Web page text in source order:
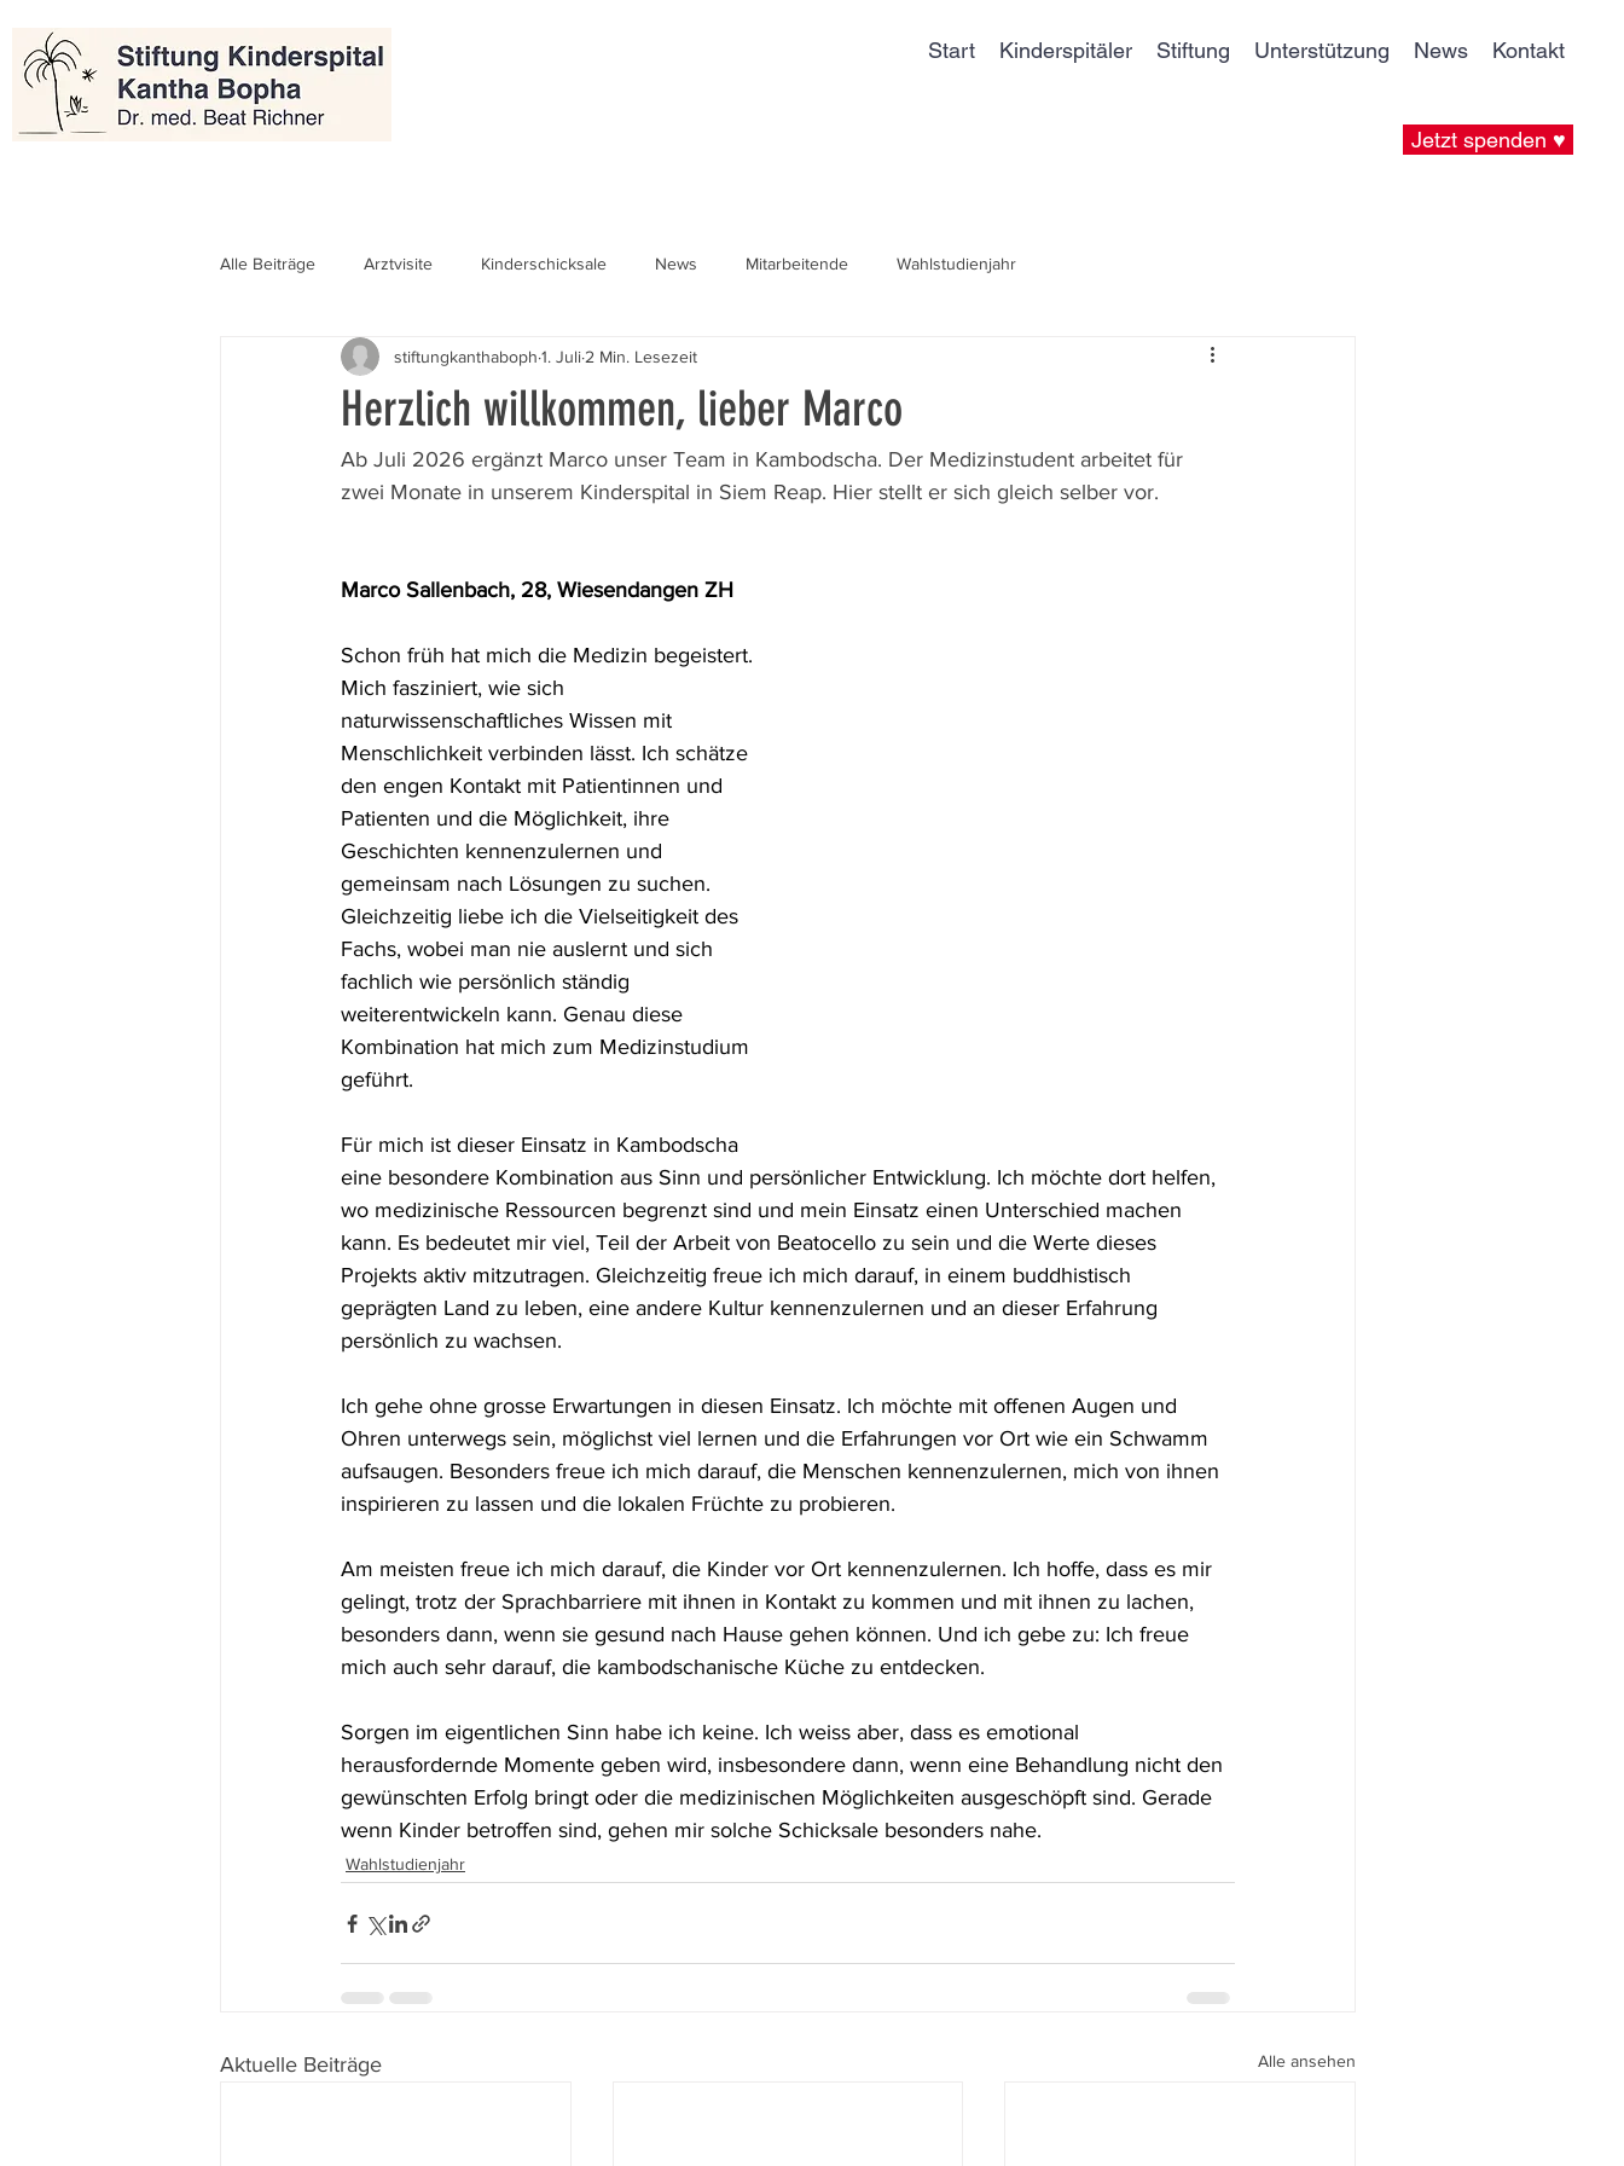
Jetzt spenden ♥
Start Kinderspitäler Stiftung Unterstützung News Kontakt
Alle Beiträge Arztvisite Kinderschicksale News Mitarbeitende Wahlstudienjahr
Herzlich willkommen, lieber Marco
stiftungkanthaboph 1. Juli 2 Min. Lesezeit
Ab Juli 2026 ergänzt Marco unser Team in Kambodscha. Der Medizinstudent arbeitet für
zwei Monate in unserem Kinderspital in Siem Reap. Hier stellt er sich gleich selber vor.
Marco Sallenbach, 28, Wiesendangen ZH
Schon früh hat mich die Medizin begeistert.
Mich fasziniert, wie sich
naturwissenschaftliches Wissen mit
Menschlichkeit verbinden lässt. Ich schätze
den engen Kontakt mit Patientinnen und
Patienten und die Möglichkeit, ihre
Geschichten kennenzulernen und
gemeinsam nach Lösungen zu suchen.
Gleichzeitig liebe ich die Vielseitigkeit des
Fachs, wobei man nie auslernt und sich
fachlich wie persönlich ständig
weiterentwickeln kann. Genau diese
Kombination hat mich zum Medizinstudium
geführt.
Für mich ist dieser Einsatz in Kambodscha
eine besondere Kombination aus Sinn und persönlicher Entwicklung. Ich möchte dort helfen,
wo medizinische Ressourcen begrenzt sind und mein Einsatz einen Unterschied machen
kann. Es bedeutet mir viel, Teil der Arbeit von Beatocello zu sein und die Werte dieses
Projekts aktiv mitzutragen. Gleichzeitig freue ich mich darauf, in einem buddhistisch
geprägten Land zu leben, eine andere Kultur kennenzulernen und an dieser Erfahrung
persönlich zu wachsen.
Ich gehe ohne grosse Erwartungen in diesen Einsatz. Ich möchte mit offenen Augen und
Ohren unterwegs sein, möglichst viel lernen und die Erfahrungen vor Ort wie ein Schwamm
aufsaugen. Besonders freue ich mich darauf, die Menschen kennenzulernen, mich von ihnen
inspirieren zu lassen und die lokalen Früchte zu probieren.
Am meisten freue ich mich darauf, die Kinder vor Ort kennenzulernen. Ich hoffe, dass es mir
gelingt, trotz der Sprachbarriere mit ihnen in Kontakt zu kommen und mit ihnen zu lachen,
besonders dann, wenn sie gesund nach Hause gehen können. Und ich gebe zu: Ich freue
mich auch sehr darauf, die kambodschanische Küche zu entdecken.
Sorgen im eigentlichen Sinn habe ich keine. Ich weiss aber, dass es emotional
herausfordernde Momente geben wird, insbesondere dann, wenn eine Behandlung nicht den
gewünschten Erfolg bringt oder die medizinischen Möglichkeiten ausgeschöpft sind. Gerade
wenn Kinder betroffen sind, gehen mir solche Schicksale besonders nahe.
Wahlstudienjahr
Aktuelle Beiträge Alle ansehen